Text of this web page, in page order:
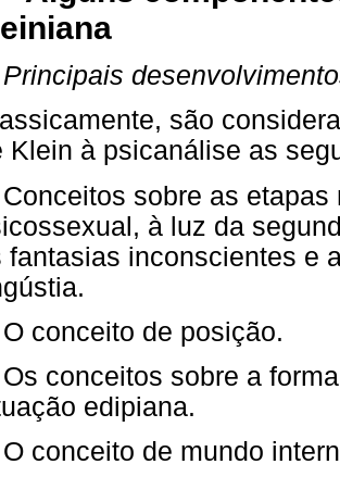
são
Klein à psicanálise as
Conceitos sobre as
à luz da
fantasias inconscientes e
conceito de posição.
conceitos sobre a
edipiana.
conceito de mundo